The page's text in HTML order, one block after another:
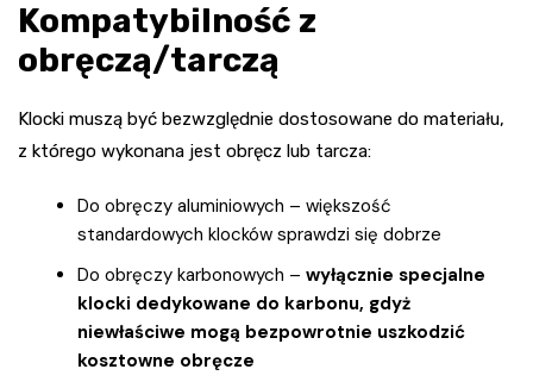
Kompatybilność z
obręczą/tarczą
Klocki muszą być bezwzględnie dostosowane do materiału,
z którego wykonana jest obręcz lub tarcza:
Do obręczy aluminiowych – większość
standardowych klocków sprawdzi się dobrze
Do obręczy karbonowych – wyłącznie specjalne
klocki dedykowane do karbonu, gdyż
niewłaściwe mogą bezpowrotnie uszkodzić
kosztowne obręcze